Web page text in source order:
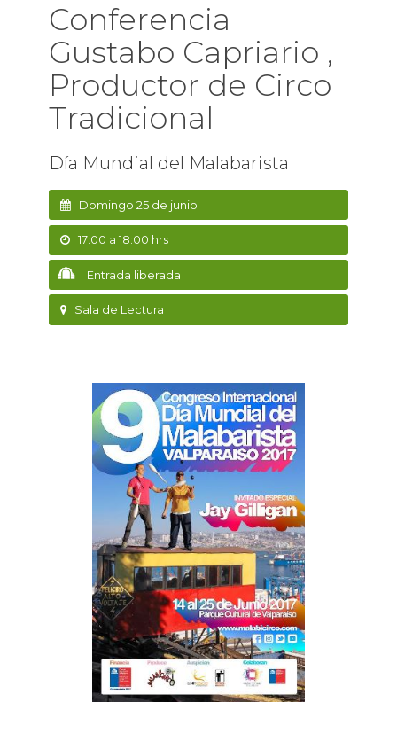
Conferencia
Gustabo Capriario ,
Productor de Circo
Tradicional
Día Mundial del Malabarista
Domingo 25 de junio
17:00 a 18:00 hrs
Entrada liberada
Sala de Lectura